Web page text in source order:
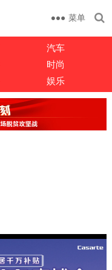
菜单
汽车
时尚
娱乐